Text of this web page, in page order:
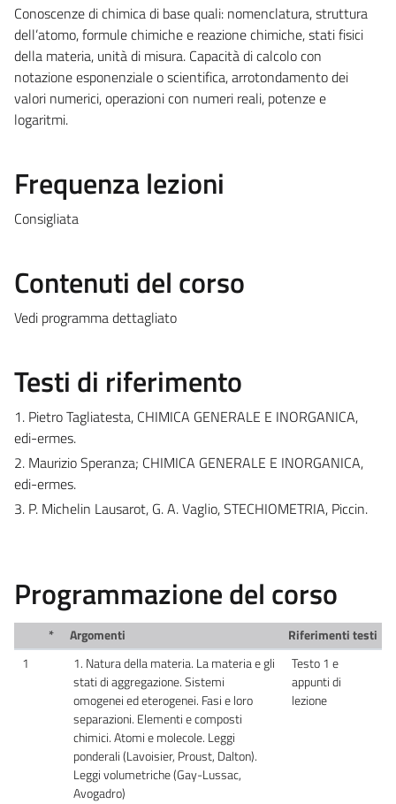
Conoscenze di chimica di base quali: nomenclatura, struttura
dell’atomo, formule chimiche e reazione chimiche, stati fisici
della materia, unità di misura. Capacità di calcolo con
notazione esponenziale o scientifica, arrotondamento dei
valori numerici, operazioni con numeri reali, potenze e
logaritmi.
Frequenza lezioni
Consigliata
Contenuti del corso
Vedi programma dettagliato
Testi di riferimento
1. Pietro Tagliatesta, CHIMICA GENERALE E INORGANICA,
edi-ermes.
2. Maurizio Speranza; CHIMICA GENERALE E INORGANICA,
edi-ermes.
3. P. Michelin Lausarot, G. A. Vaglio, STECHIOMETRIA, Piccin.
Programmazione del corso
* Argomenti
Riferimenti testi
1
1. Natura della materia. La materia e gli
stati di aggregazione. Sistemi
omogenei ed eterogenei. Fasi e loro
separazioni. Elementi e composti
chimici. Atomi e molecole. Leggi
ponderali (Lavoisier, Proust, Dalton).
Leggi volumetriche (Gay-Lussac,
Avogadro)
Testo 1 e
appunti di
lezione